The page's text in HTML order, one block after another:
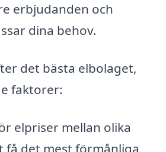
erbjudanden och
dina behov.
det bästa elbolaget,
faktorer:
elpriser mellan olika
få det mest förmånliga